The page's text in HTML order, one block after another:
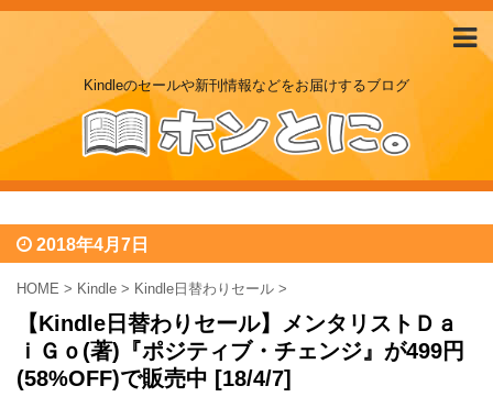
Kindleのセールや新刊情報などをお届けするブログ
2018年4月7日
HOME > Kindle > Kindle日替わりセール >
【Kindle日替わりセール】メンタリストＤａ
ｉＧｏ(著)『ポジティブ・チェンジ』が499円
(58%OFF)で販売中 [18/4/7]